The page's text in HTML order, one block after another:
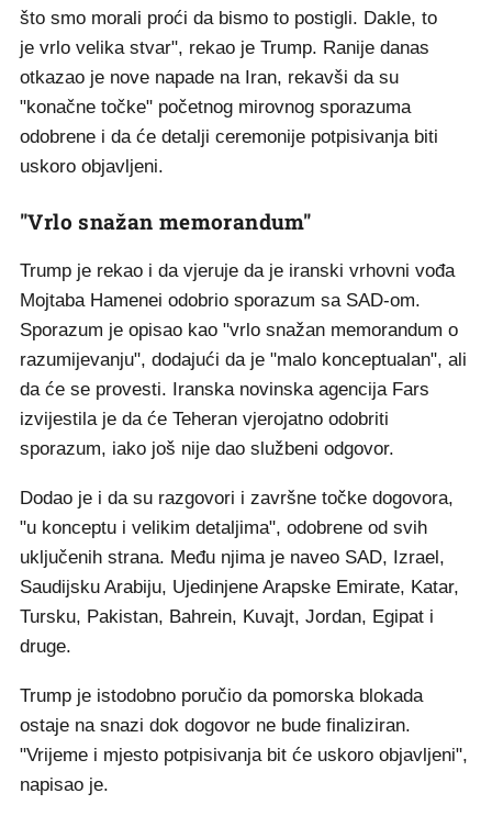
što smo morali proći da bismo to postigli. Dakle, to
je vrlo velika stvar", rekao je Trump. Ranije danas
otkazao je nove napade na Iran, rekavši da su
"konačne točke" početnog mirovnog sporazuma
odobrene i da će detalji ceremonije potpisivanja biti
uskoro objavljeni.
"Vrlo snažan memorandum"
Trump je rekao i da vjeruje da je iranski vrhovni vođa
Mojtaba Hamenei odobrio sporazum sa SAD-om.
Sporazum je opisao kao "vrlo snažan memorandum o
razumijevanju", dodajući da je "malo konceptualan", ali
da će se provesti. Iranska novinska agencija Fars
izvijestila je da će Teheran vjerojatno odobriti
sporazum, iako još nije dao službeni odgovor.
Dodao je i da su razgovori i završne točke dogovora,
"u konceptu i velikim detaljima", odobrene od svih
uključenih strana. Među njima je naveo SAD, Izrael,
Saudijsku Arabiju, Ujedinjene Arapske Emirate, Katar,
Tursku, Pakistan, Bahrein, Kuvajt, Jordan, Egipat i
druge.
Trump je istodobno poručio da pomorska blokada
ostaje na snazi dok dogovor ne bude finaliziran.
"Vrijeme i mjesto potpisivanja bit će uskoro objavljeni",
napisao je.